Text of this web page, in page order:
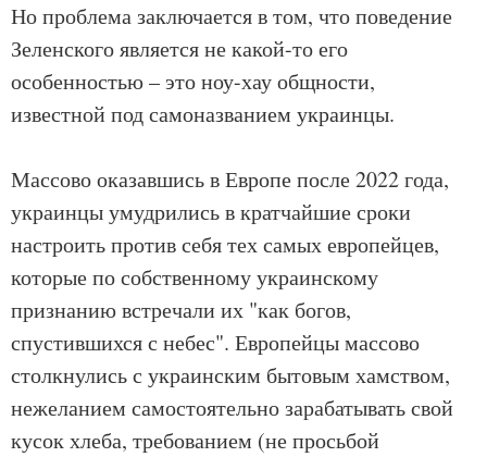
Но проблема заключается в том, что поведение
Зеленского является не какой-то его
особенностью – это ноу-хау общности,
известной под самоназванием украинцы.
Массово оказавшись в Европе после 2022 года,
украинцы умудрились в кратчайшие сроки
настроить против себя тех самых европейцев,
которые по собственному украинскому
признанию встречали их "как богов,
спустившихся с небес". Европейцы массово
столкнулись с украинским бытовым хамством,
нежеланием самостоятельно зарабатывать свой
кусок хлеба, требованием (не просьбой